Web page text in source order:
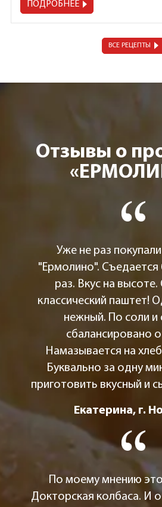
ПОДРОБНЕЕ
ВСЕ РЕЦЕПТЫ
Отзывы о
Уже не раз
"Ермолино". Съедается
раз. Вкус на
классический паштет!
нежный. По соли и
сбалансировано
Намазывается на
Буквально за одну
приготовить вкусный и
Екатерина, г.
По моему мнению
Докторская колбаса. И